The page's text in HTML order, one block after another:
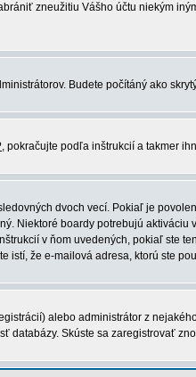
zneužitiu Vášho účtu niekým
Budete počítáný ako
, pokračujte podľa inštrukcií a takmer
dvoch vecí. Pokiaľ je
boardy potrebujú
v ňom uvedených, pokiaľ ste
istí, že e-mailová adresa, ktorú ste
alebo administrátor z
databázy. Skúste sa zaregistrovať